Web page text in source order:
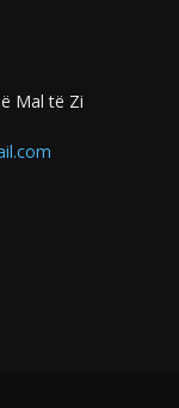
Mal të Zi